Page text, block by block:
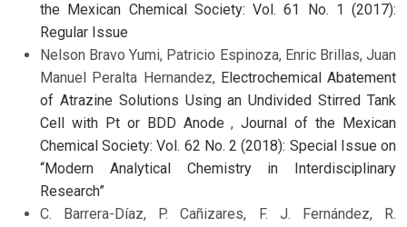
the Mexican Chemical Society: Vol. 61 No. 1 (2017):
Regular Issue
Nelson Bravo Yumi, Patricio Espinoza, Enric Brillas, Juan
Manuel Peralta Hernandez, Electrochemical Abatement
of Atrazine Solutions Using an Undivided Stirred Tank
Cell with Pt or BDD Anode,Journal of the Mexican
Chemical Society: Vol. 62 No. 2 (2018): Special Issue on
“Modern Analytical Chemistry in Interdisciplinary
Research”
C. Barrera-Díaz, P. Cañizares, F. J. Fernández, R.